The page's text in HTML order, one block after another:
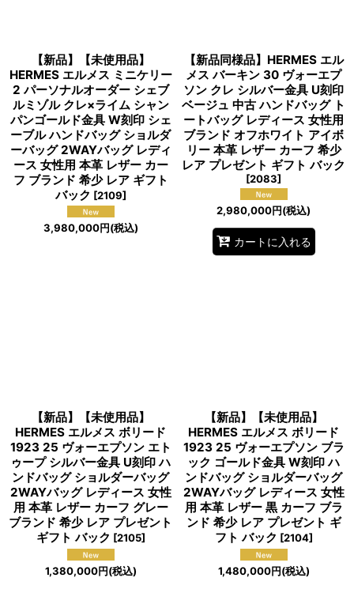
【新品】【未使用品】
HERMES エルメス ミニケリー
2 パーソナルオーダー シェブ
ルミゾル クレ×ライム シャン
パンゴールド金具 W刻印 シェ
ーブル ハンドバッグ ショルダ
ーバッグ 2WAYバッグ レディ
ース 女性用 本革 レザー カー
フ ブランド 希少 レア ギフト
バック [2109]
3,980,000円(税込)
【新品同様品】HERMES エル
メス バーキン 30 ヴォーエプ
ソン クレ シルバー金具 U刻印
ベージュ 中古 ハンドバッグ ト
ートバッグ レディース 女性用
ブランド オフホワイト アイボ
リー 本革 レザー カーフ 希少
レア プレゼント ギフト バック
[2083]
2,980,000円(税込)
カートに入れる
【新品】【未使用品】
HERMES エルメス ボリード
1923 25 ヴォーエプソン エト
ゥープ シルバー金具 U刻印 ハ
ンドバッグ ショルダーバッグ
2WAYバッグ レディース 女性
用 本革 レザー カーフ グレー
ブランド 希少 レア プレゼント
ギフト バック [2105]
1,380,000円(税込)
【新品】【未使用品】
HERMES エルメス ボリード
1923 25 ヴォーエプソン ブラ
ック ゴールド金具 W刻印 ハ
ンドバッグ ショルダーバッグ
2WAYバッグ レディース 女性
用 本革 レザー 黒 カーフ ブラ
ンド 希少 レア プレゼント ギ
フト バック [2104]
1,480,000円(税込)